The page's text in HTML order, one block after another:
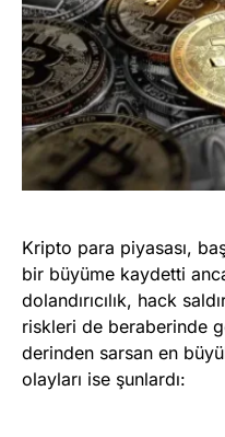
Kripto para piyasası,
bir büyüme kaydetti
dolandırıcılık, hack
riskleri de beraberinde
derinden sarsan en
olayları ise şunlardı: